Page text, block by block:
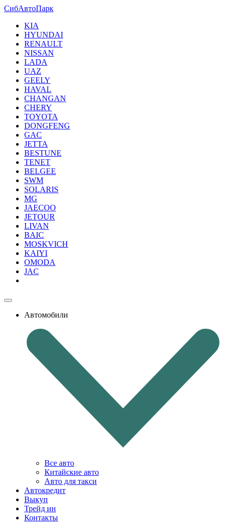
СибАвтоПарк
KIA
HYUNDAI
RENAULT
NISSAN
LADA
UAZ
GEELY
HAVAL
CHANGAN
CHERY
TOYOTA
DONGFENG
GAC
JETTA
BESTUNE
TENET
BELGEE
SWM
SOLARIS
MG
JAECOO
JETOUR
LIVAN
BAIC
MOSKVICH
KAIYI
OMODA
JAC
Автомобили
Все авто
Китайские авто
Авто для такси
Автокредит
Выкуп
Трейд ин
Контакты